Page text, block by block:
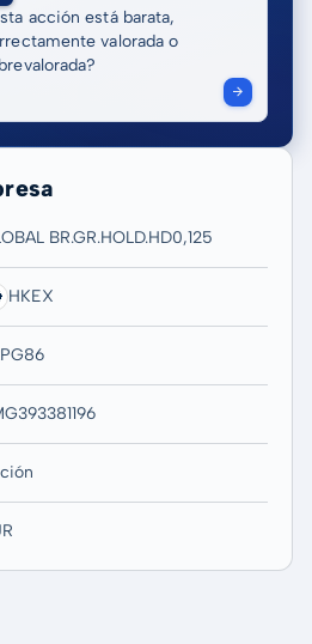
acción está barata,
valorada o
BR.GR.HOLD.HD0,125
HKEX